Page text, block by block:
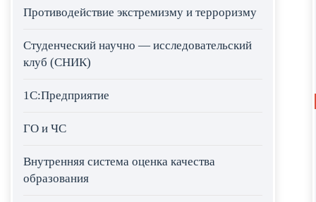
Противодействие экстремизму и терроризму
Студенческий научно — исследовательский
клуб (СНИК)
1С:Предприятие
ГО и ЧС
Внутренняя система оценка качества
образования